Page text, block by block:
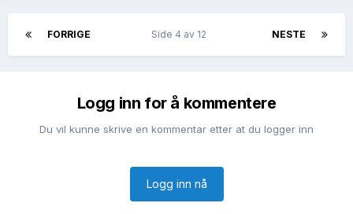
FORRIGE NESTE
Side 4 av 12
Logg inn for å kommentere
Du vil kunne skrive en kommentar etter at du logger inn
Logg inn nå